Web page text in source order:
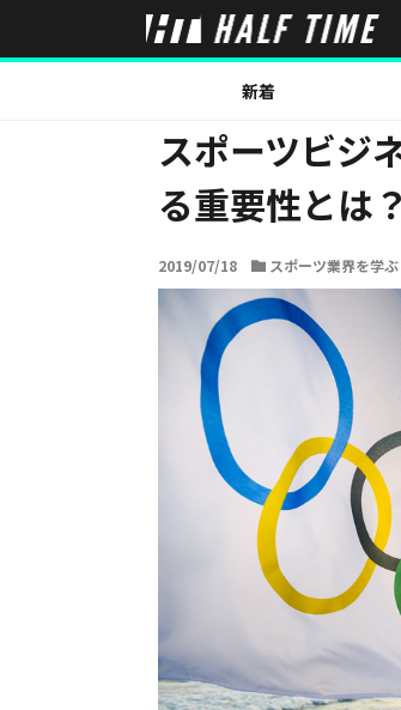
新着
HOME スポーツ業界を学ぶ スポ
スポーツビジ
る重要性とは？
2019/07/18 スポーツ業界を学ぶ